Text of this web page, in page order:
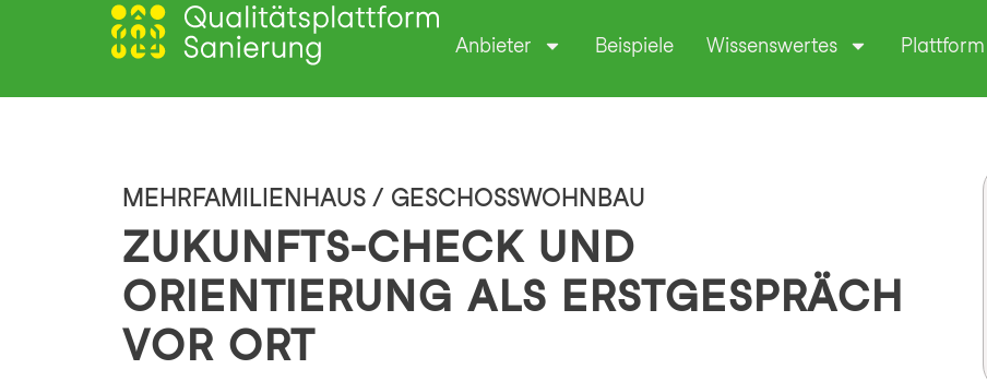
Anbieter Beispiele Wissenswertes Plattform
MEHRFAMILIENHAUS / GESCHOSSWOHNBAU
ZUKUNFTS-CHECK UND
ORIENTIERUNG ALS ERSTGESPRÄCH
VOR ORT